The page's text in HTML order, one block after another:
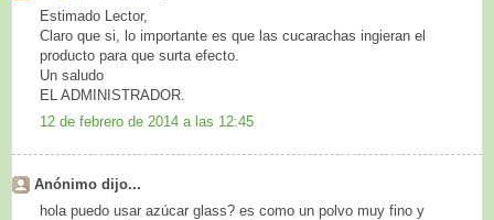
Estimado Lector,
Claro que si, lo importante es que las cucarachas ingieran el
producto para que surta efecto.
Un saludo
EL ADMINISTRADOR.
12 de febrero de 2014 a las 12:45
Anónimo dijo...
hola puedo usar azúcar glass? es como un polvo muy fino y